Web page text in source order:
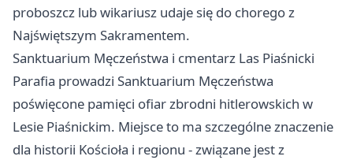
proboszcz lub wikariusz udaje się do chorego z
Najświętszym Sakramentem.
Sanktuarium Męczeństwa i cmentarz Las Piaśnicki
Parafia prowadzi Sanktuarium Męczeństwa
poświęcone pamięci ofiar zbrodni hitlerowskich w
Lesie Piaśnickim. Miejsce to ma szczególne znaczenie
dla historii Kościoła i regionu - związane jest z